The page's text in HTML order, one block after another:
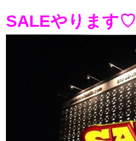
SALEやります♡